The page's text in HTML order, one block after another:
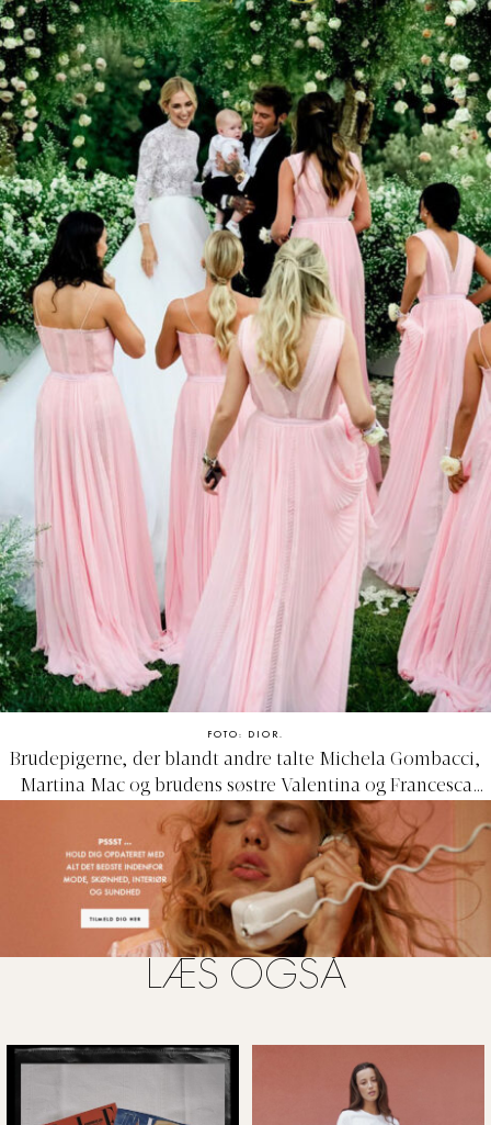
FOTO: DIOR.
Brudepigerne, der blandt andre talte Michela Gombacci,
Martina Mac og brudens søstre Valentina og Francesca
Ferragni, var klædt i pink af Alberta Ferretti. Brudeparrets
hund Matilda, indgik desuden i 'the bridal party'.
LÆS OGSÅ